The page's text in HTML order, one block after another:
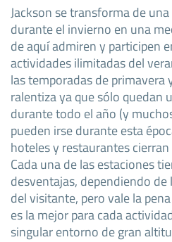
Jackson se transforma de
durante el invierno en una
de aquí admiren y participen
actividades ilimitadas del
las temporadas de primavera
ralentiza ya que sólo quedan
durante todo el año (y
pueden irse durante esta
hoteles y restaurantes
Cada una de las estaciones
desventajas, dependiendo
del visitante, pero vale la
es la mejor para cada
singular entorno de gran